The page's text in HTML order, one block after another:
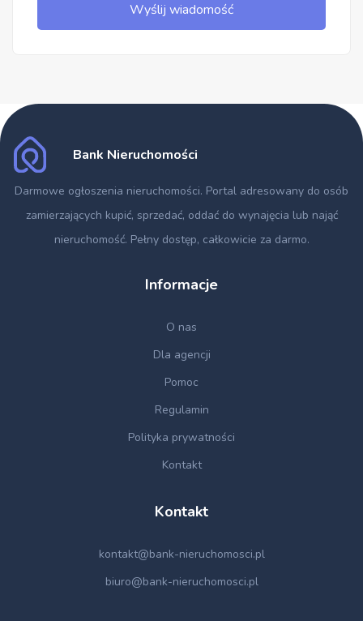
Wyślij wiadomość
Bank Nieruchomości
Darmowe ogłoszenia nieruchomości. Portal adresowany do osób
zamierzających kupić, sprzedać, oddać do wynajęcia lub nająć
nieruchomość. Pełny dostęp, całkowicie za darmo.
Informacje
O nas
Dla agencji
Pomoc
Regulamin
Polityka prywatności
Kontakt
Kontakt
kontakt@bank-nieruchomosci.pl
biuro@bank-nieruchomosci.pl